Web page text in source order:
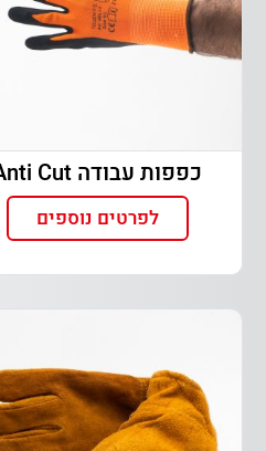
כפפות עבודה Anti Cut
לפרטים נוספים